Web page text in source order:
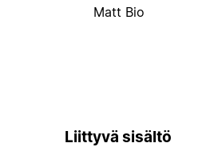
Matt Bio
Liittyvä sisältö